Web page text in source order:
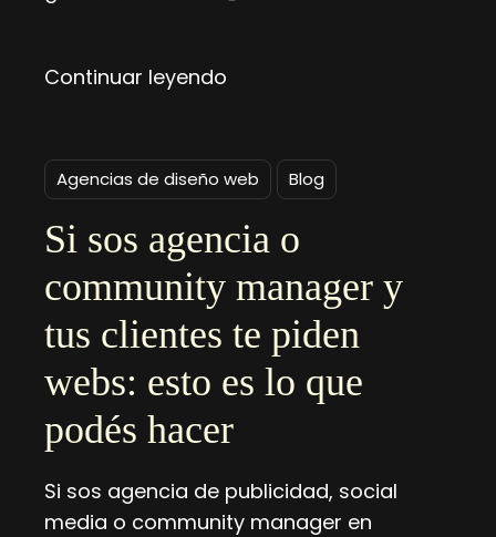
Continuar leyendo
Agencias de diseño web Blog
Si sos agencia o
community manager y
tus clientes te piden
webs: esto es lo que
podés hacer
Si sos agencia de publicidad, social
media o community manager en